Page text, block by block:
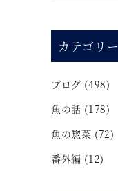
カテゴリー
ブログ (498)
魚の話 (178)
魚の惣菜 (72)
番外編 (12)